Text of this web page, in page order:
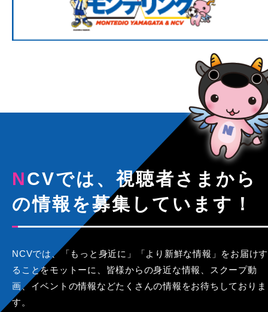
NCVでは、視聴者さまから
の情報を募集しています！
NCVでは、「もっと身近に」「より新鮮な情報」をお届けす
ることをモットーに、皆様からの身近な情報、スクープ動
画、イベントの情報などたくさんの情報をお待ちしておりま
す。